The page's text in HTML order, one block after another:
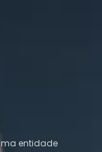
entidade